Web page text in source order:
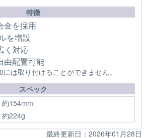
特徴
金を採用
を増設
く対応
由配置可能
は取り付けることができません。
スペック
約154mm
約224g
最終更新日： 2026年01月28日